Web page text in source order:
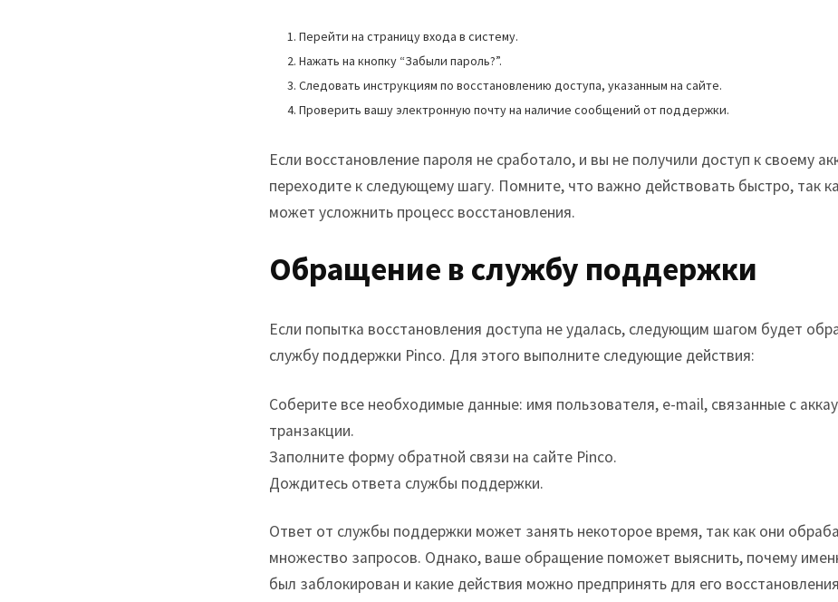
Перейти на страницу входа в систему.
Нажать на кнопку “Забыли пароль?”.
Следовать инструкциям по восстановлению доступа, указанным на сайте.
Проверить вашу электронную почту на наличие сообщений от поддержки.
Если восстановление пароля не сработало, и вы не получили доступ к своему
переходите к следующему шагу. Помните, что важно действовать быстро, так
может усложнить процесс восстановления.
Обращение в службу поддержки
Если попытка восстановления доступа не удалась, следующим шагом будет
службу поддержки Pinco. Для этого выполните следующие действия:
Соберите все необходимые данные: имя пользователя, e-mail, связанные с
транзакции.
Заполните форму обратной связи на сайте Pinco.
Дождитесь ответа службы поддержки.
Ответ от службы поддержки может занять некоторое время, так как они
множество запросов. Однако, ваше обращение поможет выяснить, почему
был заблокирован и какие действия можно предпринять для его